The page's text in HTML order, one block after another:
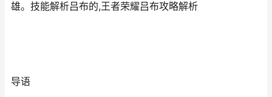
雄。技能解析吕布的,王者荣耀吕布攻略解析
导语